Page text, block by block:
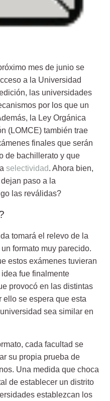
mes de junio se
a la Universidad
las universidades
por los que un
la Ley Orgánica
(LOMCE) también trae
finales que serán
de bachillerato y que
selectividad. Ahora bien,
paso a la
las reválidas?
tomará el relevo de la
formato muy parecido.
estos exámenes tuvieran
idea fue finalmente
provocó en las distintas
ello se espera que esta
sea similar en
cada facultad se
su propia prueba de
Una medida que choca
de establecer un distrito
establezcan los